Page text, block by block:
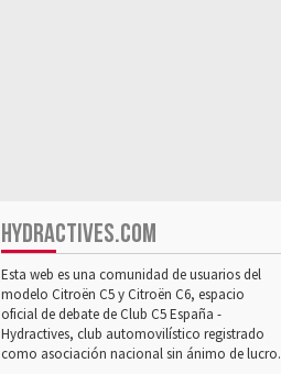
HYDRACTIVES.COM
Esta web es una comunidad de usuarios del
modelo Citroën C5 y Citroën C6, espacio
oficial de debate de Club C5 España -
Hydractives, club automovilístico registrado
como asociación nacional sin ánimo de lucro.